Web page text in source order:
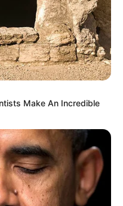
Make An Incredible